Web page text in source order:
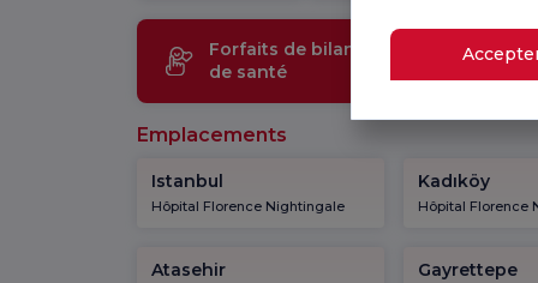
Forfaits de bilan
de santé
Emplacements
Istanbul
Hôpital Florence Nightingale
Kadıköy
Hôpital Florence
Atasehir Gayrettepe